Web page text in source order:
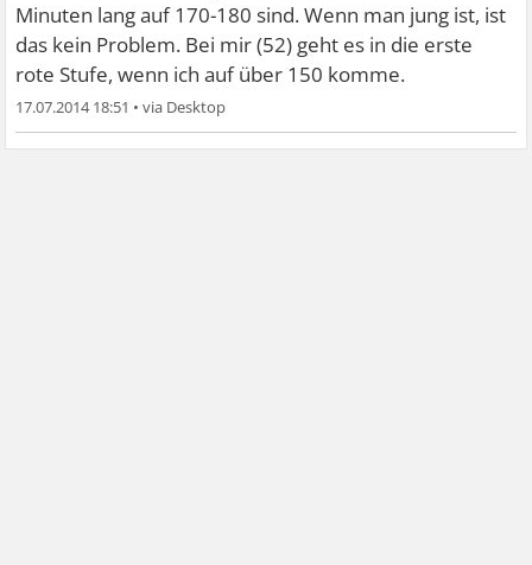
Minuten lang auf 170-180 sind. Wenn man jung ist, ist
das kein Problem. Bei mir (52) geht es in die erste
rote Stufe, wenn ich auf über 150 komme.
17.07.2014 18:51 •